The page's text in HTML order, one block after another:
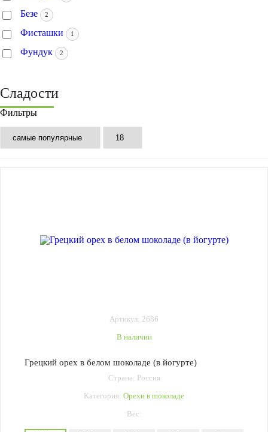
Безе 2
Фисташки 1
Фундук 2
Сладости
Фильтры
Артикул: 2686
В наличии
Грецкий орех в белом шоколаде (в йогурте)
Страна: Россия
Категория: Орехи в шоколаде
Вес: